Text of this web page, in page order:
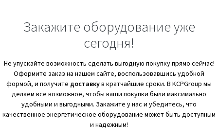
Закажите оборудование уже
сегодня!
Не упускайте возможность сделать выгодную покупку прямо сейчас!
Оформите заказ на нашем сайте, воспользовавшись удобной
формой, и получите доставкув кратчайшие сроки. В KCPGroup мы
делаем все возможное, чтобы ваши покупки были максимально
удобными и выгодными. Закажите у нас и убедитесь, что
качественное энергетическое оборудование может быть доступным
и надежным!